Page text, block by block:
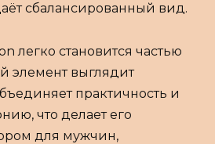
сбалансированный вид.
легко становится частью
элемент выглядит
практичность и
что делает его
для мужчин,